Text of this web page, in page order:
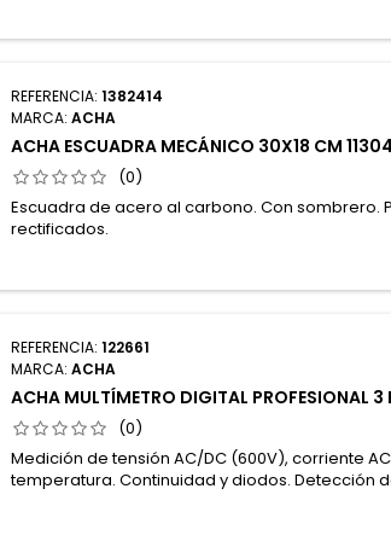
REFERENCIA:1382414
MARCA:ACHA
ACHA ESCUADRA MECÁNICO 30X18 CM 11304
(0)
Escuadra de acero al carbono. Con sombrero.
rectificados.
REFERENCIA:122661
MARCA:ACHA
ACHA MULTÍMETRO DIGITAL PROFESIONAL 3
(0)
Medición de tensión AC/DC (600V), corriente
temperatura. Continuidad y diodos. Detección